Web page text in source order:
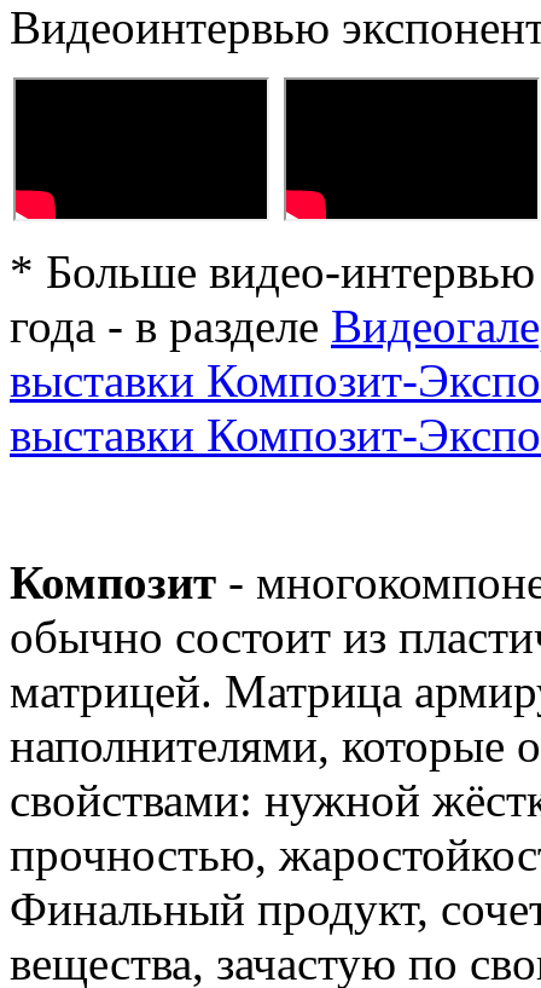
Видеоинтервью
* Больше видео-
года - в разделе
выставки Композит-
выставки Композит-
Композит -
обычно состоит из
матрицей. Матрица
наполнителями, которые
свойствами: нужной
прочностью,
Финальный продукт,
вещества, зачастую по